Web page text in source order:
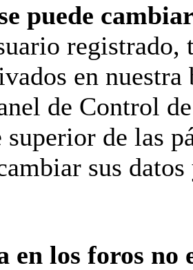
puede
en
de Control
superior de las
sus
en los foros no